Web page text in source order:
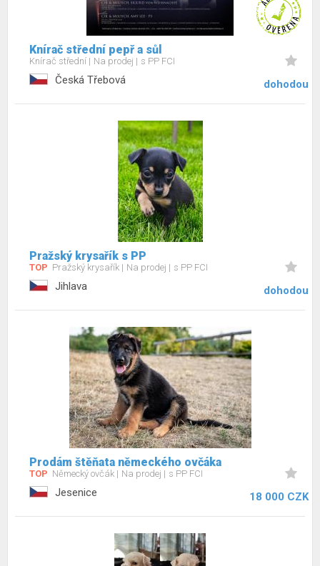
Knírač střední pepř a sůl
Knírač střední Na prodej s PP FCI
Česká Třebová dohodou
Pražský krysařík s PP
TOP Pražský krysařík Na prodej s PP FCI
Jihlava dohodou
Prodám štěňata německého ovčáka
TOP Německý ovčák Na prodej s PP FCI
Jesenice 18 000 CZK